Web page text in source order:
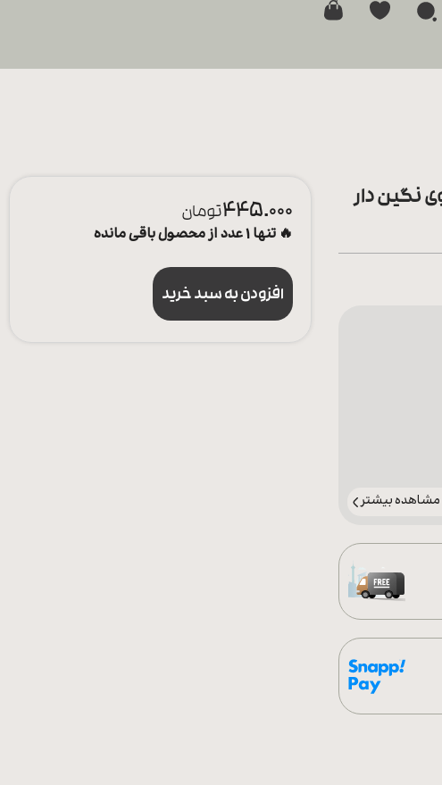
نگین دار
مشاهده بیشتر
445.000تومان
🔥 تنها 1 عدد از محصول باقی مانده
افزودن به سبد خرید